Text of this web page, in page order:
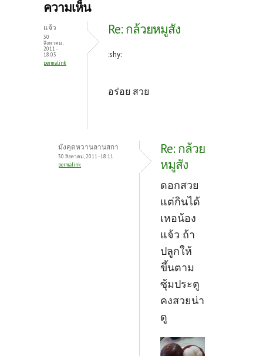
k
es
t
ความเห็น
แจ้ว
30
สิงหาคม,
2011 -
18:03
permalink
Re: กล้วยหมูสัง
:shy:
อร่อย สวย
มังคุดหวานลานสกา
30 สิงหาคม, 2011 - 18:11
permalink
Re: กล้วย
หมูสัง
ดอกสวย
แต่กินได้
เหอน้อง
แจ้ว ถ้า
ปลูกให้
ขึ้นตาม
ซุ้มประตู
คงสวยน่า
ดู